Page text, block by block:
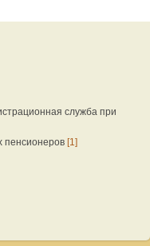
служба при
пенсионеров [1]